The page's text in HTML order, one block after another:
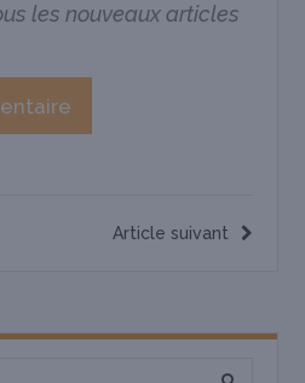
les nouveaux articles
Article suivant